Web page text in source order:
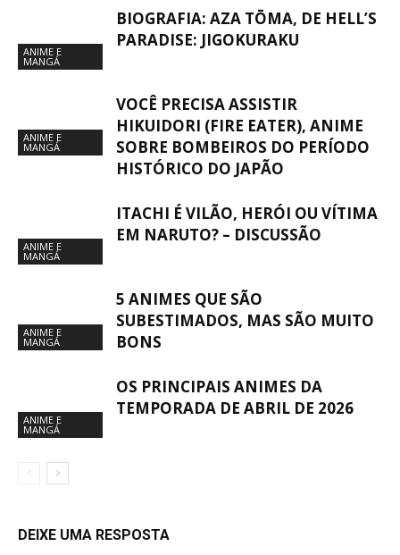
ANIME E
MANGÁ
BIOGRAFIA: AZA TŌMA, DE HELL’S
PARADISE: JIGOKURAKU
ANIME E
MANGÁ
VOCÊ PRECISA ASSISTIR
HIKUIDORI (FIRE EATER), ANIME
SOBRE BOMBEIROS DO PERÍODO
HISTÓRICO DO JAPÃO
ANIME E
MANGÁ
ITACHI É VILÃO, HERÓI OU VÍTIMA
EM NARUTO? – DISCUSSÃO
ANIME E
MANGÁ
5 ANIMES QUE SÃO
SUBESTIMADOS, MAS SÃO MUITO
BONS
ANIME E
MANGÁ
OS PRINCIPAIS ANIMES DA
TEMPORADA DE ABRIL DE 2026
DEIXE UMA RESPOSTA